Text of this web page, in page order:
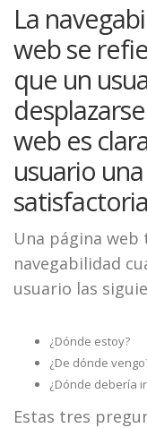
La
web se
que un
web es
usuario
Una página
navegabilidad
usuario las
¿Dónde estoy?
¿De dónde
¿Dónde debería
Estas tres